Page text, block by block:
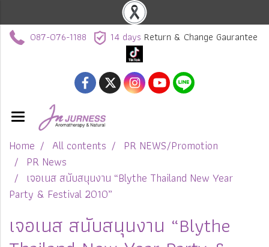
087-076-1188 14 days Return & Change Gaurantee
Home All contents
PR NEWS/Promotion
PR News
เจอเนส สนับสนุนงาน “Blythe Thailand New Year
Party & Festival 2010”
เจอเนส สนับสนุนงาน “Blythe